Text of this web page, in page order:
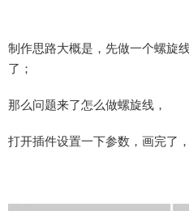
制作思路大概是，先做一个螺旋
了；
那么问题来了怎么做螺旋线，
打开插件设置一下参数，画完了